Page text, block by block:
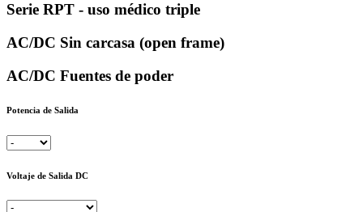
Serie RPT - uso médico triple
AC/DC Sin carcasa (open frame)
AC/DC Fuentes de poder
Potencia de Salida
Voltaje de Salida DC